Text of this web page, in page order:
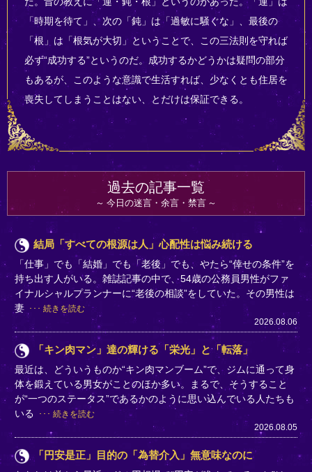
「時期を待て」、次の「鈍」は「過敏に騒ぐな」、最後の
「根」は「根気が大切」ということで、この三法則を守れば
必ず“成功する”というのだ。成功するかどうかは疑問の部分
もあるが、このような意識で生活すれば、少なくとも住居を
喪失してしまうことはない、とだけは保証できる。
過去の記事一覧
今日の迷言・余言・禁言
結局「すべての根源は人」心配性は悩み続ける
「仕事」でも「結婚」でも「老後」でも、やたら“倖せの条件”を
持ち出す人がいる。雑誌記事の中で、54歳の公務員男性がファ
イナルシャルプランナーに“老後の相談”をしていた。その男性は
妻
続きを読む
2026.08.06
「キン肉マン」達の輝ける「栄光」と「転落」
最近は、どういうものか“キン肉マンブーム”で、ジムに通って身
体を鍛えている男女がことのほか多い。まるで、そうすること
が“一つのステータス”であるかのように思い込んでいる人たちも
いる
続きを読む
2026.08.05
「円安是正」目的の「為替介入」無意味なのに